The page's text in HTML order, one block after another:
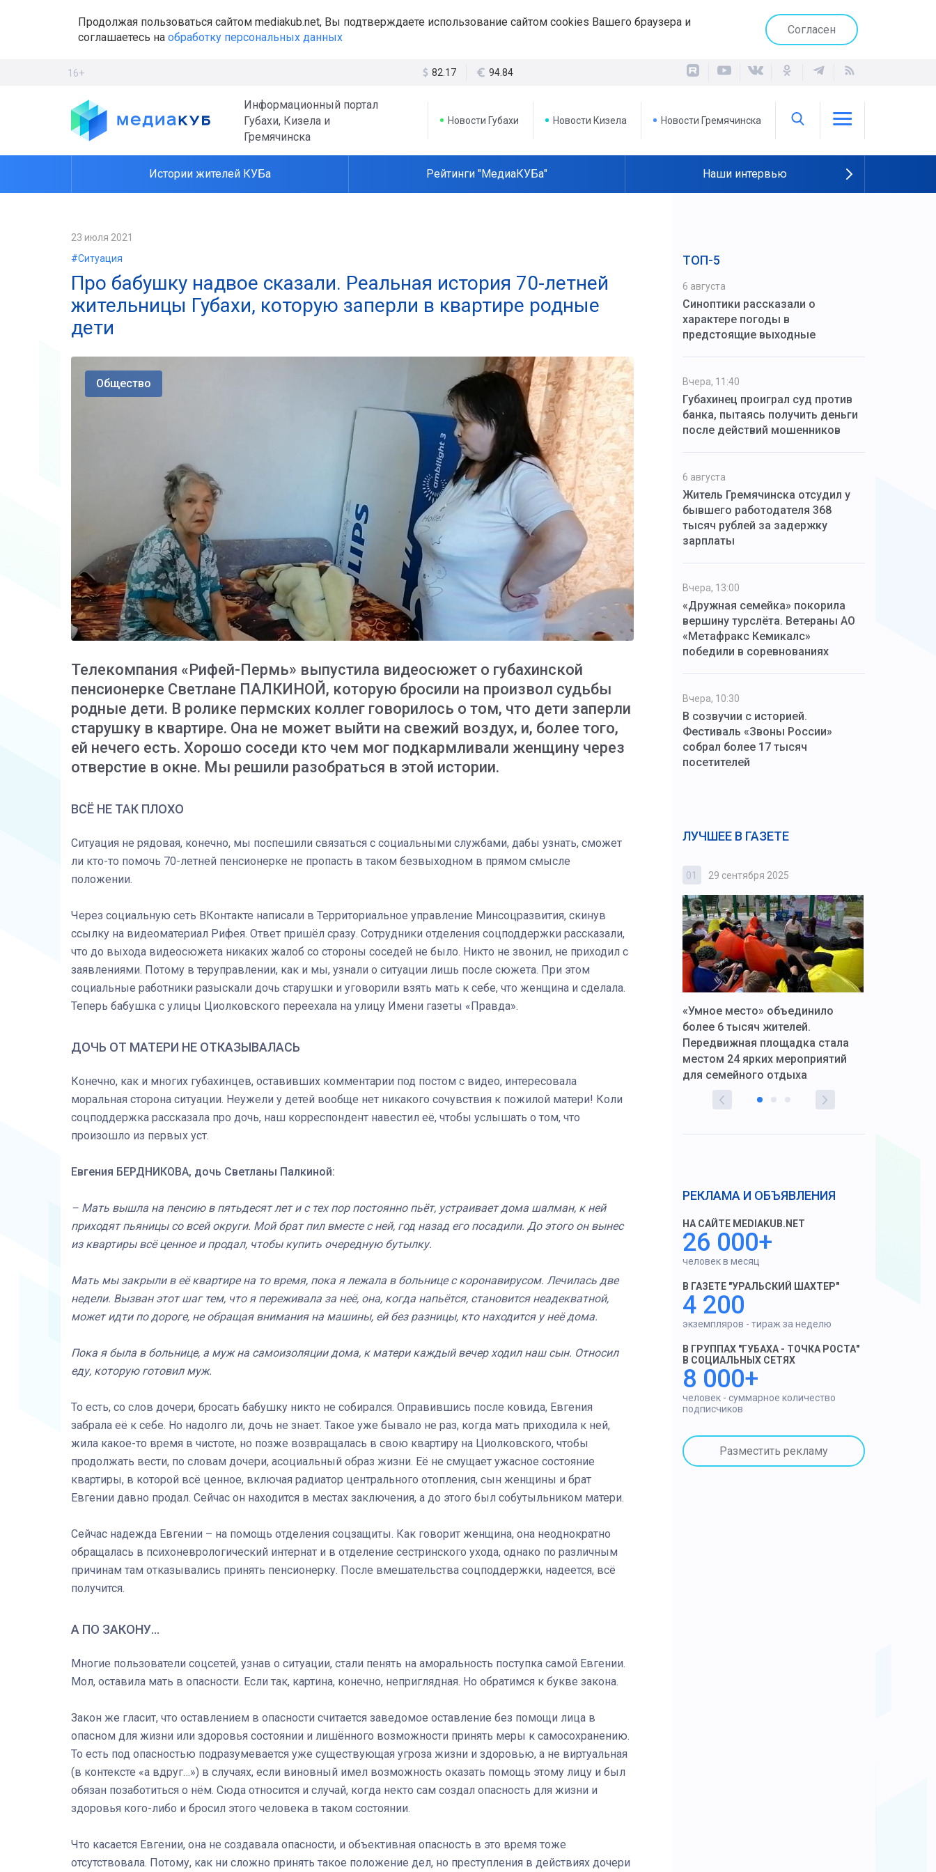
Продолжая пользоваться сайтом mediakub.net, Вы подтверждаете использование сайтом cookies Вашего браузера и
соглашаетесь на обработку персональных данных
Согласен
16+ 82.17 94.84
Информационный портал
Губахи, Кизела и
Гремячинска
Новости Губахи Новости Кизела Новости Гремячинска
Истории жителей КУБа Рейтинги "МедиаКУБа" Наши интервью
23 июля 2021
#Ситуация
Про бабушку надвое сказали. Реальная история 70-летней
жительницы Губахи, которую заперли в квартире родные
дети
Общество
Телекомпания «Рифей-Пермь» выпустила видеосюжет о губахинской
пенсионерке Светлане ПАЛКИНОЙ, которую бросили на произвол судьбы
родные дети. В ролике пермских коллег говорилось о том, что дети заперли
старушку в квартире. Она не может выйти на свежий воздух, и, более того,
ей нечего есть. Хорошо соседи кто чем мог подкармливали женщину через
отверстие в окне. Мы решили разобраться в этой истории.
ВСЁ НЕ ТАК ПЛОХО
Ситуация не рядовая, конечно, мы поспешили связаться с социальными службами, дабы узнать, сможет
ли кто-то помочь 70-летней пенсионерке не пропасть в таком безвыходном в прямом смысле
положении.
Через социальную сеть ВКонтакте написали в Территориальное управление Минсоцразвития, скинув
ссылку на видеоматериал Рифея. Ответ пришёл сразу. Сотрудники отделения соцподдержки рассказали,
что до выхода видеосюжета никаких жалоб со стороны соседей не было. Никто не звонил, не приходил с
заявлениями. Потому в теруправлении, как и мы, узнали о ситуации лишь после сюжета. При этом
социальные работники разыскали дочь старушки и уговорили взять мать к себе, что женщина и сделала.
Теперь бабушка с улицы Циолковского переехала на улицу Имени газеты «Правда».
ДОЧЬ ОТ МАТЕРИ НЕ ОТКАЗЫВАЛАСЬ
Конечно, как и многих губахинцев, оставивших комментарии под постом с видео, интересовала
моральная сторона ситуации. Неужели у детей вообще нет никакого сочувствия к пожилой матери! Коли
соцподдержка рассказала про дочь, наш корреспондент навестил её, чтобы услышать о том, что
произошло из первых уст.
Евгения БЕРДНИКОВА, дочь Светланы Палкиной:
– Мать вышла на пенсию в пятьдесят лет и с тех пор постоянно пьёт, устраивает дома шалман, к ней
приходят пьяницы со всей округи. Мой брат пил вместе с ней, год назад его посадили. До этого он вынес
из квартиры всё ценное и продал, чтобы купить очередную бутылку.
Мать мы закрыли в её квартире на то время, пока я лежала в больнице с коронавирусом. Лечилась две
недели. Вызван этот шаг тем, что я переживала за неё, она, когда напьётся, становится неадекватной,
может идти по дороге, не обращая внимания на машины, ей без разницы, кто находится у неё дома.
Пока я была в больнице, а муж на самоизоляции дома, к матери каждый вечер ходил наш сын. Относил
еду, которую готовил муж.
То есть, со слов дочери, бросать бабушку никто не собирался. Оправившись после ковида, Евгения
забрала её к себе. Но надолго ли, дочь не знает. Такое уже бывало не раз, когда мать приходила к ней,
жила какое-то время в чистоте, но позже возвращалась в свою квартиру на Циолковского, чтобы
продолжать вести, по словам дочери, асоциальный образ жизни. Её не смущает ужасное состояние
квартиры, в которой всё ценное, включая радиатор центрального отопления, сын женщины и брат
Евгении давно продал. Сейчас он находится в местах заключения, а до этого был собутыльником матери.
Сейчас надежда Евгении – на помощь отделения соцзащиты. Как говорит женщина, она неоднократно
обращалась в психоневрологический интернат и в отделение сестринского ухода, однако по различным
причинам там отказывались принять пенсионерку. После вмешательства соцподдержки, надеется, всё
получится.
А ПО ЗАКОНУ...
Многие пользователи соцсетей, узнав о ситуации, стали пенять на аморальность поступка самой Евгении.
Мол, оставила мать в опасности. Если так, картина, конечно, неприглядная. Но обратимся к букве закона.
Закон же гласит, что оставлением в опасности считается заведомое оставление без помощи лица в
опасном для жизни или здоровья состоянии и лишённого возможности принять меры к самосохранению.
То есть под опасностью подразумевается уже существующая угроза жизни и здоровью, а не виртуальная
(в контексте «а вдруг…») в случаях, если виновный имел возможность оказать помощь этому лицу и был
обязан позаботиться о нём. Сюда относится и случай, когда некто сам создал опасность для жизни и
здоровья кого-либо и бросил этого человека в таком состоянии.
Что касается Евгении, она не создавала опасности, и объективная опасность в это время тоже
отсутствовала. Потому, как ни сложно принять такое положение дел, но преступления в действиях дочери
ТОП-5
6 августа
Синоптики рассказали о
характере погоды в
предстоящие выходные
Вчера, 11:40
Губахинец проиграл суд против
банка, пытаясь получить деньги
после действий мошенников
6 августа
Житель Гремячинска отсудил у
бывшего работодателя 368
тысяч рублей за задержку
зарплаты
Вчера, 13:00
«Дружная семейка» покорила
вершину турслёта. Ветераны АО
«Метафракс Кемикалс»
победили в соревнованиях
Вчера, 10:30
В созвучии с историей.
Фестиваль «Звоны России»
собрал более 17 тысяч
посетителей
ЛУЧШЕЕ В ГАЗЕТЕ
Штурмовик огня. Казак Алексей
01 29 сентября 2025
«Умное место» объединило
более 6 тысяч жителей.
Передвижная площадка стала
местом 24 ярких мероприятий
для семейного отдыха
РЕКЛАМА И ОБЪЯВЛЕНИЯ
НА САЙТЕ MEDIAKUB.NET
26 000+
человек в месяц
В ГАЗЕТЕ "УРАЛЬСКИЙ ШАХТЕР"
4 200
экземпляров - тираж за неделю
В ГРУППАХ "ГУБАХА - ТОЧКА РОСТА"
В СОЦИАЛЬНЫХ СЕТЯХ
8 000+
человек - суммарное количество
подписчиков
Разместить рекламу